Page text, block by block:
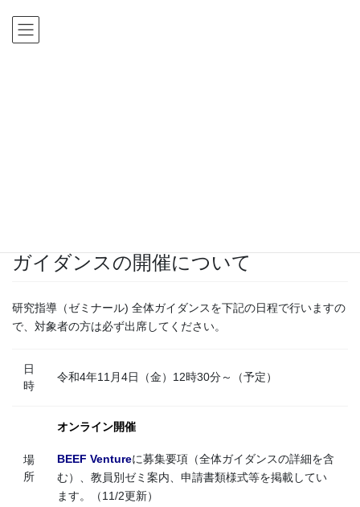
ガイダンスの開催について
研究指導（ゼミナール) 全体ガイダンスを下記の日程で行いますの
で、対象者の方は必ず出席してください。
日
時
令和4年11月4日（金）12時30分～（予定）
場
所
オンライン開催
BEEF Ventureに募集要項（全体ガイダンスの詳細を含
む）、教員別ゼミ案内、申請書類様式等を掲載してい
ます。（11/2更新）